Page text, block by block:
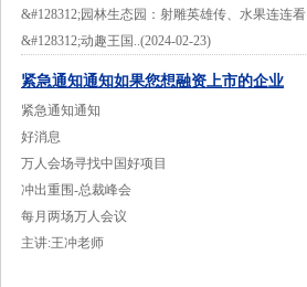
&#128312;园林生态园：射雕英雄传、水果连连看
&#128312;动趣王国..(2024-02-23)
紧急通知通知如果您想融资上市的企业
紧急通知通知
好消息
万人会场寻找中国好项目
冲出重围-总裁峰会
每月两场万人会议
主讲:王冲老师